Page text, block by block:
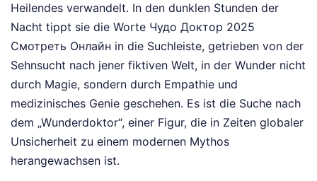
Heilendes verwandelt. In den dunklen Stunden der
Nacht tippt sie die Worte Чудо Доктор 2025
Смотреть Онлайн in die Suchleiste, getrieben von der
Sehnsucht nach jener fiktiven Welt, in der Wunder nicht
durch Magie, sondern durch Empathie und
medizinisches Genie geschehen. Es ist die Suche nach
dem „Wunderdoktor“, einer Figur, die in Zeiten globaler
Unsicherheit zu einem modernen Mythos
herangewachsen ist.